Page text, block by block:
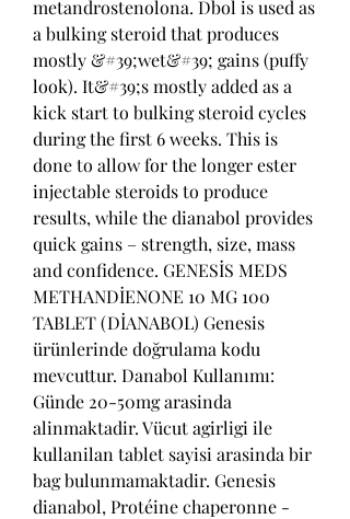
metandrostenolona. Dbol is used as
a bulking steroid that produces
mostly &#39;wet&#39; gains (puffy
look). It&#39;s mostly added as a
kick start to bulking steroid cycles
during the first 6 weeks. This is
done to allow for the longer ester
injectable steroids to produce
results, while the dianabol provides
quick gains – strength, size, mass
and confidence. GENESİS MEDS
METHANDİENONE 10 MG 100
TABLET (DİANABOL) Genesis
ürünlerinde doğrulama kodu
mevcuttur. Danabol Kullanımı:
Günde 20-50mg arasinda
alinmaktadir. Vücut agirligi ile
kullanilan tablet sayisi arasinda bir
bag bulunmamaktadir. Genesis
dianabol, Protéine chaperonne -